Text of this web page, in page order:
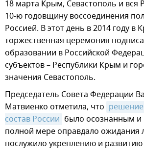
18 марта Крым, Севастополь и вся
10-ю годовщину воссоединения
Россией. В этот день в 2014 году в
торжественная церемония
образовании в Российской
субъектов – Республики Крым и
значения Севастополь.
Председатель Совета Федерации
Матвиенко отметила, что
состав России было осознанным
полной мере оправдало ожидания
послужило укреплению и